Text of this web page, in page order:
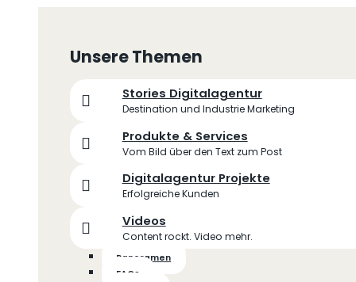
Unsere Themen
Stories Digitalagentur
Destination und Industrie Marketing
Produkte & Services
Vom Bild über den Text zum Post
Digitalagentur Projekte
Erfolgreiche Kunden
Videos
Content rockt. Video mehr.
Panoramen
FAQs